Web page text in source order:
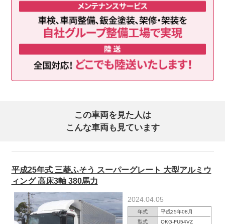
この車両を見た人は
こんな車両も見ています
平成25年式 三菱ふそう スーパーグレート 大型アルミウ
ィング 高床3軸 380馬力
2024.04.05
年式
平成25年08月
型式
QKG-FU54VZ